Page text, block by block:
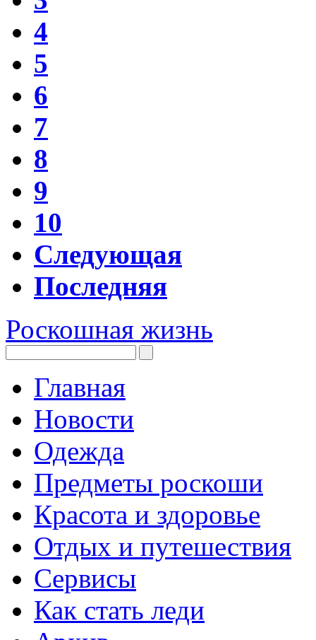
4
5
6
7
8
9
10
Следующая
Последняя
Роскошная жизнь
Главная
Новости
Одежда
Предметы роскоши
Красота и здоровье
Отдых и путешествия
Сервисы
Как стать леди